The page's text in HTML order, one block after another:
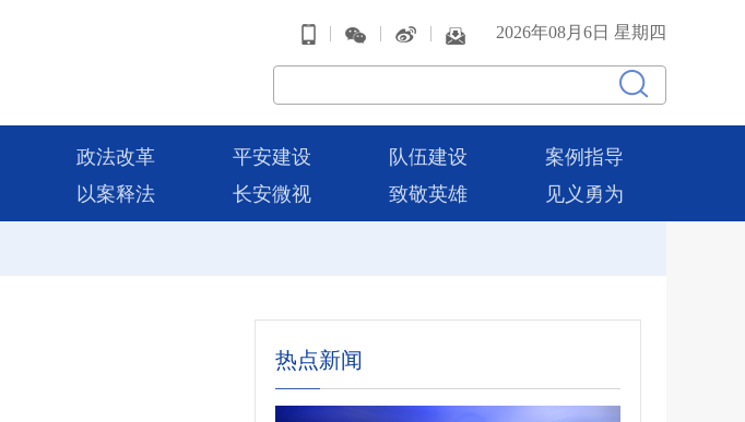
| | | 2026年08月6日 星期四
政法改革 平安建设 队伍建设
案例指导
以案释法 长安微视 致敬英雄 见义勇为
热点新闻